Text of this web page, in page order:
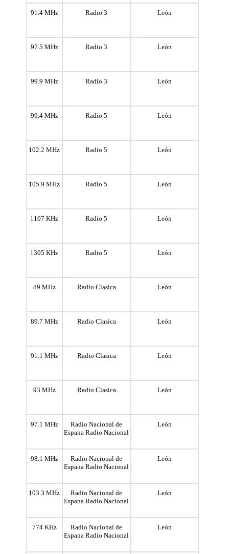
91.4 MHz Radio 3 León
97.5 MHz Radio 3 León
99.9 MHz Radio 3 León
99.4 MHz Radio 5 León
102.2 MHz Radio 5 León
105.9 MHz Radio 5 León
1107 KHz Radio 5 León
1305 KHz Radio 5 León
89 MHz Radio Clasica León
89.7 MHz Radio Clasica León
91.1 MHz Radio Clasica León
93 MHz Radio Clasica León
97.1 MHz
Radio Nacional de
Espana Radio Nacional
León
98.1 MHz
Radio Nacional de
Espana Radio Nacional
León
103.3 MHz
Radio Nacional de
Espana Radio Nacional
León
774 KHz
Radio Nacional de
Espana Radio Nacional
León